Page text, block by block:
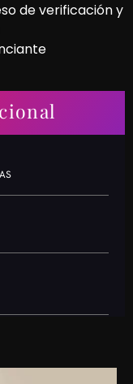
de verificación y